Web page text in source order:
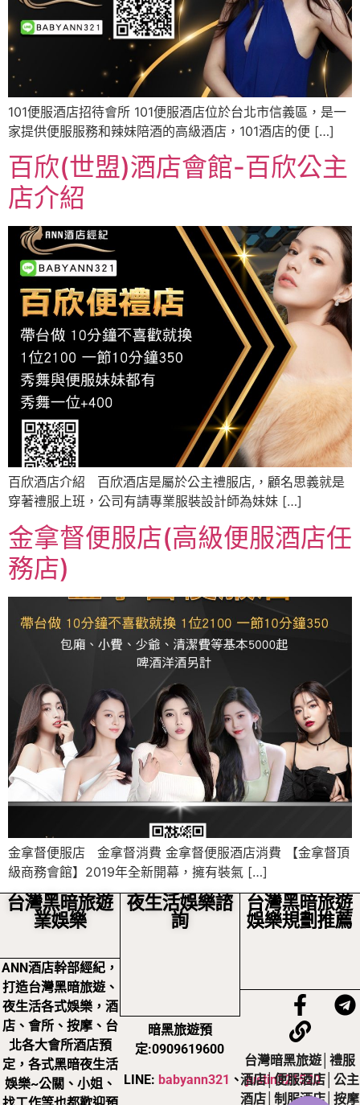
101便服酒店招待會所 101便服酒店位於台北市信義區，是一
家提供便服服務和辣妹陪酒的高級酒店，101酒店的便 […]
百欣(世盟)酒店會館-百欣公主
店介紹
百欣酒店介紹 百欣酒店是屬於公主禮服店,，顧名思義就是
穿著禮服上班，公司有請專業服裝設計師為妹妹 […]
金拿督便服店(高級便服酒店任
務店)
金拿督便服店 金拿督消費 金拿督便服酒店消費 【金拿督頂
級商務會館】2019年全新開幕，擁有裝氣 […]
台灣黑暗旅遊
業娛樂
ANN酒店幹部經紀，
打造台灣黑暗旅遊、
夜生活各式娛樂，酒
店、會所、按摩、台
北各大會所酒店預
定，各式黑暗夜生活
娛樂~公關、小姐、
夜生活娛樂諮
詢
暗黑旅遊預
定:0909619600
LINE:babyann321 、justin321520
台灣黑暗旅遊
娛樂規劃推薦
台灣暗黑旅遊│禮服
酒店│便服酒店│公主
酒店│制服酒店│按摩